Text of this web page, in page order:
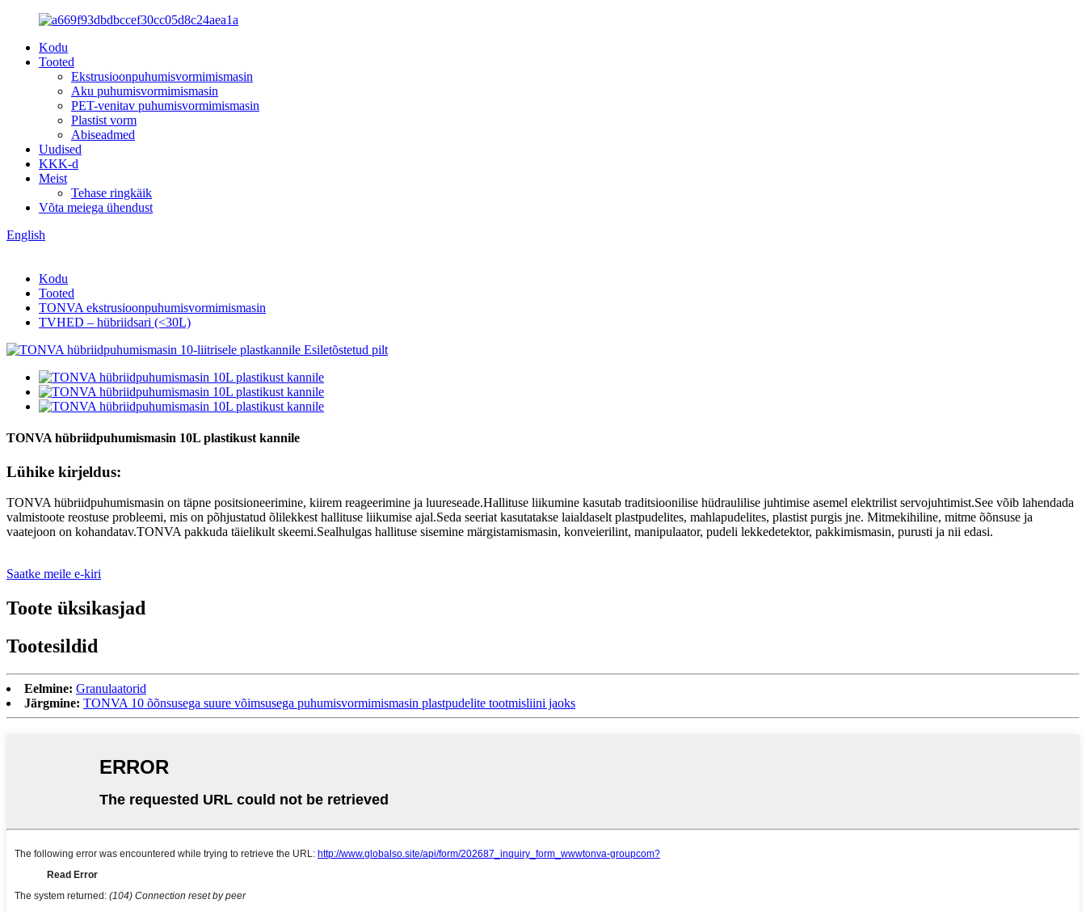
Kodu
Tooted
Ekstrusioonpuhumisvormimismasin
Aku puhumisvormimismasin
PET-venitav puhumisvormimismasin
Plastist vorm
Abiseadmed
Uudised
KKK-d
Meist
Tehase ringkäik
Võta meiega ühendust
English
Kodu
Tooted
TONVA ekstrusioonpuhumisvormimismasin
TVHED – hübriidsari (<30L)
TONVA hübriidpuhumismasin 10L plastikust kannile
Lühike kirjeldus:
TONVA hübriidpuhumismasin on täpne positsioneerimine, kiirem reageerimine ja luureseade.Hallituse liikumine kasutab traditsioonilise hüdraulilise juhtimise asemel elektrilist servojuhtimist.See võib lahendada
valmistoote reostuse probleemi, mis on põhjustatud õlilekkest hallituse liikumise ajal.Seda seeriat kasutatakse laialdaselt plastpudelites, mahlapudelites, plastist purgis jne. Mitmekihiline, mitme õõnsuse ja
vaatejoon on kohandatav.TONVA pakkuda täielikult skeemi.Sealhulgas hallituse sisemine märgistamismasin, konveierilint, manipulaator, pudeli lekkedetektor, pakkimismasin, purusti ja nii edasi.
Saatke meile e-kiri
Toote üksikasjad
Tootesildid
Eelmine: Granulaatorid
Järgmine: TONVA 10 õõnsusega suure võimsusega puhumisvormimismasin plastpudelite tootmisliini jaoks